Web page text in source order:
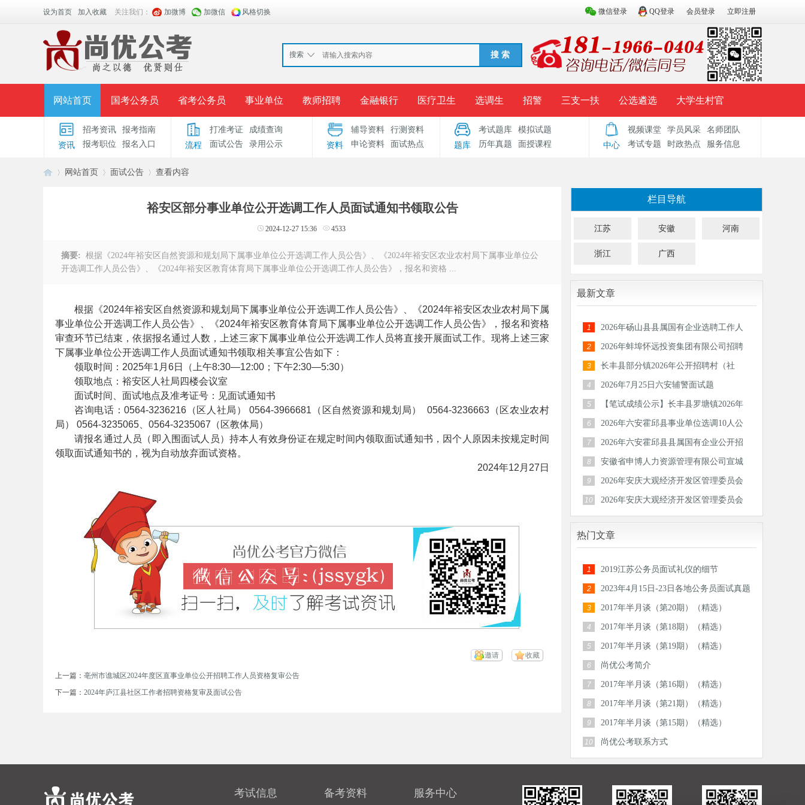
微信登录 QQ登录 会员登录 立即注册
设为首页 加入收藏 关注我们： 加微博 加微信 风格切换
搜索 搜 索
网站首页 国考公务员 省考公务员 事业单位 教师招聘 金融银行 医疗卫生 选调生 招警 三支一扶 公选遴选 大学生村官
面授课程 招考公告 面试公告 报考指导 准考证打印 成绩查询 录用公示 考试题库 辅导资料 历年真题 模拟试题
时政热点 视频课堂 名师团队
资讯
招考资讯
报考指南
报考职位
报名入口 流程
打准考证
成绩查询
面试公告
录用公示 资料
辅导资料
行测资料
申论资料
面试热点 题库
考试题库
模拟试题
历年真题
面授课程 中心
视频课堂 学员风采
名师团队
考试专题
时政热点 服务信息
网站首页 面试公告 查看内容
裕安区部分事业单位公开选调工作人员面试通知书领取公告
2024-12-27 15:36 4533
摘要: 根据《2024年裕安区自然资源和规划局下属事业单位公开选调工作人员公告》、《2024年裕安区农业农村局下属事业单位公
开选调工作人员公告》、《2024年裕安区教育体育局下属事业单位公开选调工作人员公告》，报名和资格 ...
根据《2024年裕安区自然资源和规划局下属事业单位公开选调工作人员公告》、《2024年裕安区农业农村局下属
事业单位公开选调工作人员公告》、《2024年裕安区教育体育局下属事业单位公开选调工作人员公告》，报名和资格
审查环节已结束，依据报名通过人数，上述三家下属事业单位公开选调工作人员将直接开展面试工作。现将上述三家
下属事业单位公开选调工作人员面试通知书领取相关事宜公告如下：
领取时间：2025年1月6日（上午8:30—12:00；下午2:30—5:30）
领取地点：裕安区人社局四楼会议室
面试时间、面试地点及准考证号：见面试通知书
咨询电话：0564-3236216（区人社局） 0564-3966681（区自然资源和规划局） 0564-3236663（区农业农村
局） 0564-3235065、0564-3235067（区教体局）
请报名通过人员（即入围面试人员）持本人有效身份证在规定时间内领取面试通知书，因个人原因未按规定时间
领取面试通知书的，视为自动放弃面试资格。
2024年12月27日
收藏
邀请
上一篇： 亳州市谯城区2024年度区直事业单位公开招聘工作人员资格复审公告
下一篇： 2024年庐江县社区工作者招聘资格复审及面试公告
栏目导航
江苏 安徽 河南
浙江 广西
最新文章
1
2026年砀山县县属国有企业选聘工作人
员公告
2
2026年蚌埠怀远投资集团有限公司招聘
30人公
3
长丰县部分镇2026年公开招聘村（社
区）后备
4 2026年7月25日六安辅警面试题
5
【笔试成绩公示】长丰县罗塘镇2026年
公开招
6
2026年六安霍邱县事业单位选调10人公
告
7
2026年六安霍邱县县属国有企业公开招
聘工作
8
安徽省申博人力资源管理有限公司宣城
分公司
9
2026年安庆大观经济开发区管理委员会
公开招
10
2026年安庆大观经济开发区管理委员会
公开招
热门文章
1 2019江苏公务员面试礼仪的细节
2
2023年4月15日-23日各地公务员面试真题
汇总
3 2017年半月谈（第20期）（精选）
4 2017年半月谈（第18期）（精选）
5 2017年半月谈（第19期）（精选）
6 尚优公考简介
7 2017年半月谈（第16期）（精选）
8 2017年半月谈（第21期）（精选）
9 2017年半月谈（第15期）（精选）
10 尚优公考联系方式
考试信息 备考资料 服务中心